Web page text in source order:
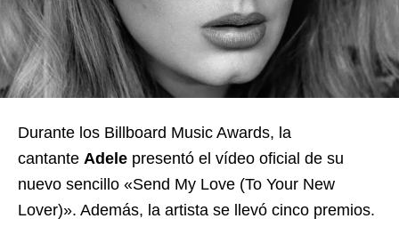
Durante los Billboard Music Awards, la
cantante Adele presentó el vídeo oficial de su
nuevo sencillo «Send My Love (To Your New
Lover)». Además, la artista se llevó cinco premios.